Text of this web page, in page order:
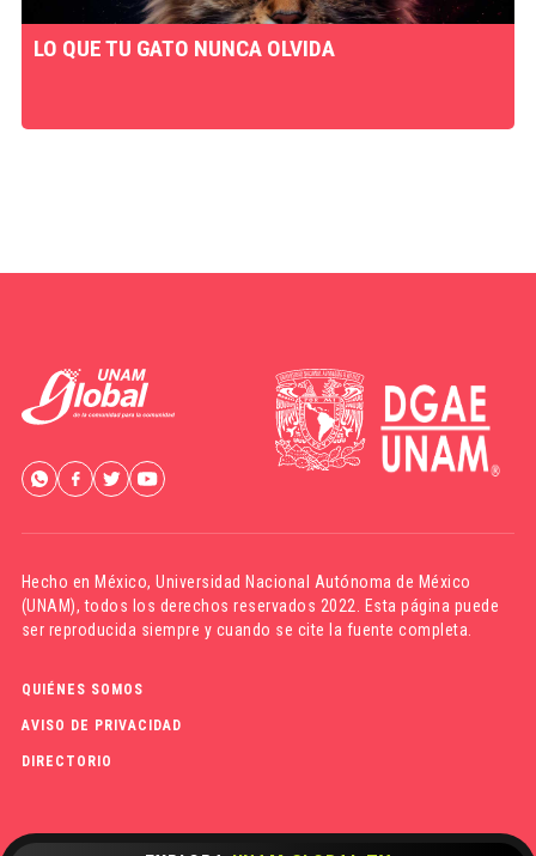
LO QUE TU GATO NUNCA OLVIDA
Hecho en México,Universidad Nacional Autónoma de México
(UNAM), todos los derechos reservados 2022. Esta página puede
ser reproducida siempre y cuando se cite la fuente completa.
QUIÉNES SOMOS
AVISO DE PRIVACIDAD
DIRECTORIO